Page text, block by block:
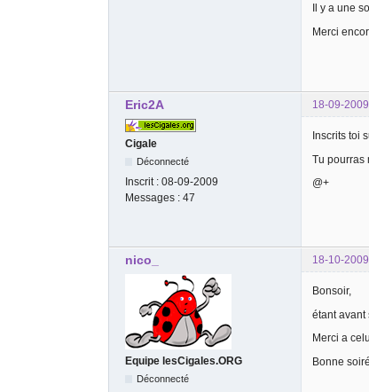
Il y a une
Merci
Eric2A 18-09-
Cigale
Déconnecté
Inscrit : 08-09-2009
Messages : 47
Inscrits toi
Tu pourras
@+
nico_ 18-10-
Equipe lesCigales.ORG
Déconnecté
Bonsoir,
étant avant
Merci a
Bonne